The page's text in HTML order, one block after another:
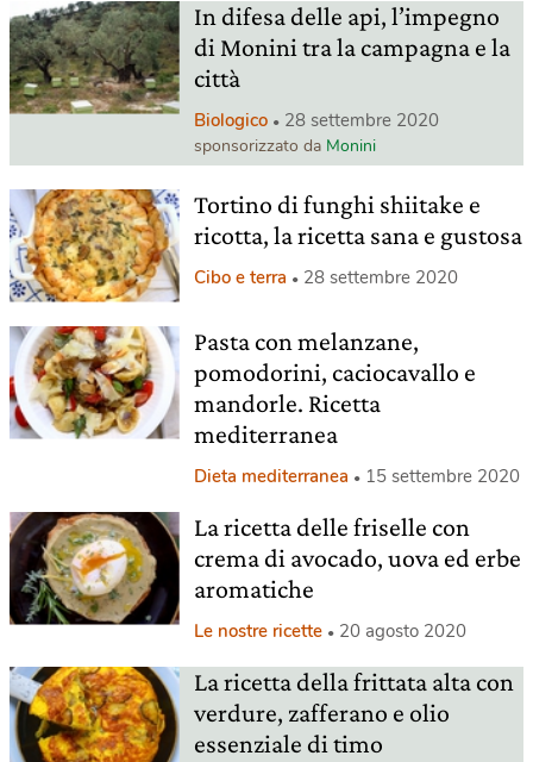
In difesa delle api, l’impegno
di Monini tra la campagna e la
città
Biologico 28 settembre 2020
sponsorizzato da Monini
Tortino di funghi shiitake e
ricotta, la ricetta sana e gustosa
Cibo e terra 28 settembre 2020
Pasta con melanzane,
pomodorini, caciocavallo e
mandorle. Ricetta
mediterranea
Dieta mediterranea 15 settembre 2020
La ricetta delle friselle con
crema di avocado, uova ed erbe
aromatiche
Le nostre ricette 20 agosto 2020
La ricetta della frittata alta con
verdure, zafferano e olio
essenziale di timo